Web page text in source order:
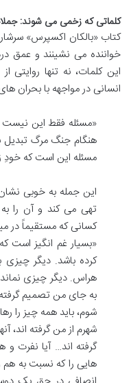
کلماتی که زخمی می شوند:
کتاب «بالکان اکسپرس»
خواننده می نشینند و عمق
این کلمات، نه تنها
انسانی در مواجهه با بحران
«مسئله فقط این نیست
هنگام جنگ مرگ تبدیل
مسئله این است که خودِ
این جمله به خوبی
تهی می کند و آن را
کسانی که مستقیماً در
«بسیار غم انگیز است
کرده باشد. دیگر
هراس. دیگر چیزی
به جای من تصمیم گرفته
شوم، باید همه چیز را
شهرم از من گرفته اند،
گرفته اند… آیا
هایی را که نسبت به هم